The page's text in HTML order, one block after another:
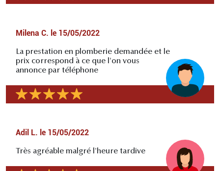
Milena C. le 15/05/2022
La prestation en plomberie demandée et le
prix correspond à ce que l'on vous
annonce par téléphone
Adil L. le 15/05/2022
Très agréable malgré l'heure tardive